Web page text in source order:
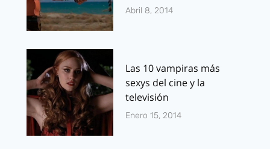
Abril 8, 2014
Las 10 vampiras más
sexys del cine y la
televisión
Enero 15, 2014